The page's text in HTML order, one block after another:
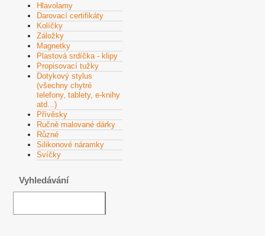
Hlavolamy
Darovací certifikáty
Kolíčky
Záložky
Magnetky
Plastová srdíčka - klipy
Propisovací tužky
Dotykový stylus
(všechny chytré
telefony, tablety, e-knihy
atd...)
Přívěsky
Ručně malované dárky
Různé
Silikonové náramky
Svíčky
Vyhledávání